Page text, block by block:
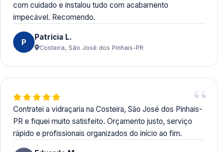
com cuidado e instalou tudo com acabamento
impecável. Recomendo.
P Patrícia L.
Costeira, São José dos Pinhais-PR
Contratei a vidraçaria na Costeira, São José dos Pinhais-
PR e fiquei muito satisfeito. Orçamento justo, serviço
rápido e profissionais organizados do início ao fim.